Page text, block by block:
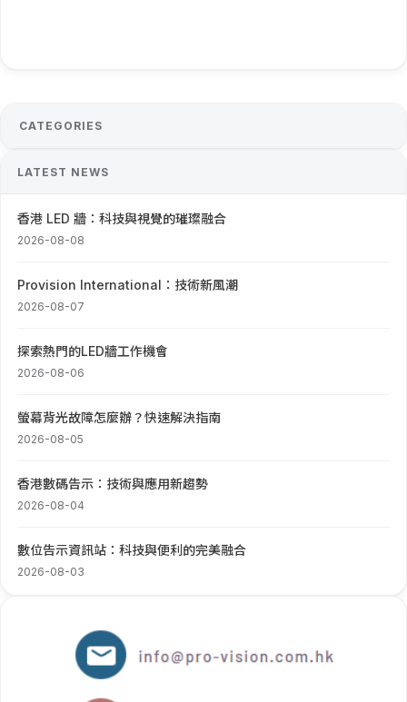
CATEGORIES
LATEST NEWS
香港 LED 牆：科技與視覺的璀璨融合
2026-08-08
Provision International：技術新風潮
2026-08-07
探索熱門的LED牆工作機會
2026-08-06
螢幕背光故障怎麼辦？快速解決指南
2026-08-05
香港數碼告示：技術與應用新趨勢
2026-08-04
數位告示資訊站：科技與便利的完美融合
2026-08-03